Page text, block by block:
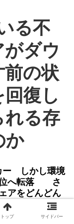
る不
ダウ
前の状
復し
れる存
か
ー しかし環境
2位へ転落 さ
アをどんどん
アが減るばか
る。
トップ サイドバー